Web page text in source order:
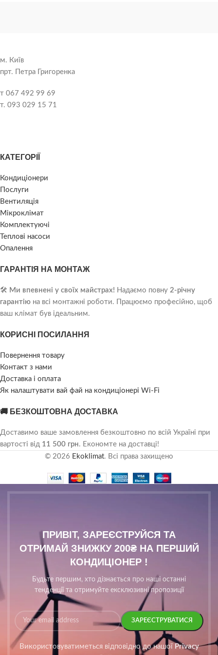
м. Київ
прт. Петра Григоренка
т 067 492 99 69
т. 093 029 15 71
КАТЕГОРІЇ
Кондиціонери
Послуги
Вентиляція
Мікроклімат
Комплектуючі
Теплові насоси
Опалення
ГАРАНТІЯ НА МОНТАЖ
🛠️ Ми впевнені у своїх майстрах! Надаємо повну 2-річну
гарантію на всі монтажні роботи. Працюємо професійно, щоб
ваш клімат був ідеальним.
КОРИСНІ ПОСИЛАННЯ
Повернення товару
Контакт з нами
Доставка і оплата
Як налаштувати вай фай на кондиціонері Wi-Fi
🚚 БЕЗКОШТОВНА ДОСТАВКА
Доставимо ваше замовлення безкоштовно по всій Україні при
вартості від 11 500 грн. Економте на доставці!
© 2026 Ekoklimat. Всі права захищено
ПРИВІТ, ЗАРЕЄСТРУЙСЯ ТА
ОТРИМАЙ ЗНИЖКУ 200₴ НА ПЕРШИЙ
КОНДИЦІОНЕР !
Будьте першим, хто дізнається про наші останні
тенденції та отримуйте ексклюзивні пропозиції
Використовуватиметься відповідно до нашої Privacy